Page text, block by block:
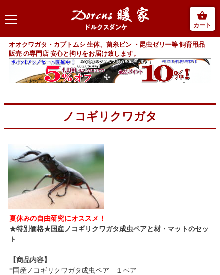
カート
オオクワガタ・カブトムシ 生体、菌糸ビン ・昆虫ゼリー等 飼育用品
販売 の専門店 安心と拘りをお届け致します。
ノコギリクワガタ
夏休みの自由研究にオススメ！
★特別価格★国産ノコギリクワガタ成虫ペアと材・マットのセッ
ト
【商品内容】
*国産ノコギリクワガタ成虫ペア １ペア